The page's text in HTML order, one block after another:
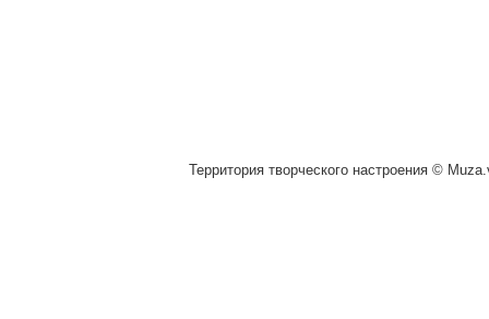
Территория творческого настроения ©